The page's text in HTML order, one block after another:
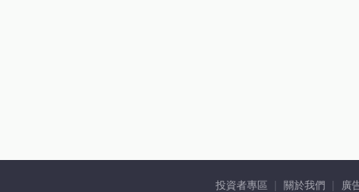
投資者專區 關於我們 廣